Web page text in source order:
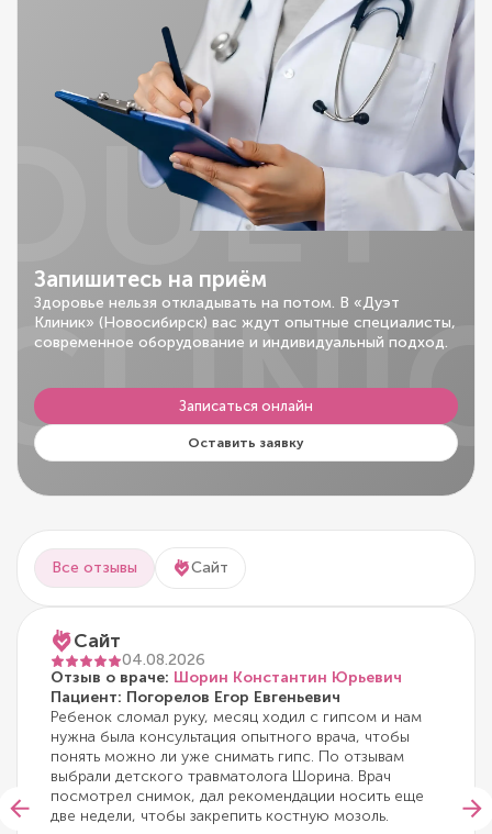
Запишитесь на приём
Здоровье нельзя откладывать на потом. В «Дуэт
Клиник» (Новосибирск) вас ждут опытные специалисты,
современное оборудование и индивидуальный подход.
Записаться онлайн
Оставить заявку
Все отзывы Сайт
Сайт
04.08.2026
Отзыв о враче: Шорин Константин Юрьевич
Пациент: Погорелов Егор Евгеньевич
Ребенок сломал руку, месяц ходил с гипсом и нам
нужна была консультация опытного врача, чтобы
понять можно ли уже снимать гипс. По отзывам
выбрали детского травматолога Шорина. Врач
посмотрел снимок, дал рекомендации носить еще
две недели, чтобы закрепить костную мозоль.